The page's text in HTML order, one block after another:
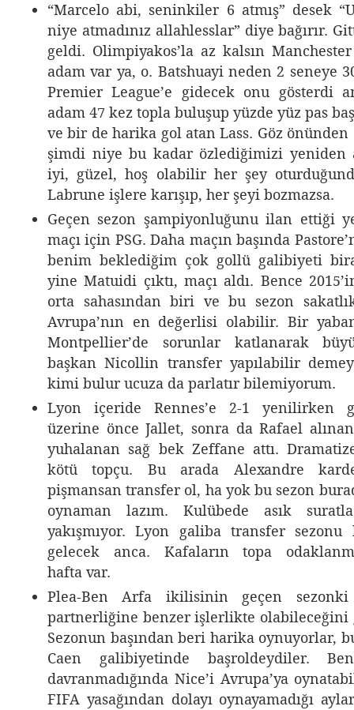
“Marcelo abi, seninkiler 6 atmış” desek
niye atmadınız allahlesslar” diye bağırır.
geldi. Olimpiyakos’la az kalsın
adam var ya, o. Batshuayi neden 2 seneye
Premier League’e gidecek onu gösterdi
adam 47 kez topla buluşup yüzde yüz pas
ve bir de harika gol atan Lass. Göz önünden
şimdi niye bu kadar özlediğimizi yeniden
iyi, güzel, hoş olabilir her şey
Labrune işlere karışıp, her şeyi bozmazsa.
Geçen sezon şampiyonluğunu ilan ettiği
maçı için PSG. Daha maçın başında
benim beklediğim çok gollü galibiyeti
yine Matuidi çıktı, maçı aldı. Bence
orta sahasından biri ve bu sezon
Avrupa’nın en değerlisi olabilir. Bir
Montpellier’de sorunlar katlanarak
başkan Nicollin transfer yapılabilir
kimi bulur ucuza da parlatır bilemiyorum.
Lyon içeride Rennes’e 2-1 yenilirken
üzerine önce Jallet, sonra da Rafael
yuhalanan sağ bek Zeffane attı.
kötü topçu. Bu arada Alexandre
pişmansan transfer ol, ha yok bu sezon
oynaman lazım. Kulübede asık
yakışmıyor. Lyon galiba transfer
gelecek anca. Kafaların topa
hafta var.
Plea-Ben Arfa ikilisinin geçen sezonki
partnerliğine benzer işlerlikte olabileceğini
Sezonun başından beri harika oynuyorlar,
Caen galibiyetinde başroldeydiler.
davranmadığında Nice’i Avrupa’ya
FIFA yasağından dolayı oynayamadığı